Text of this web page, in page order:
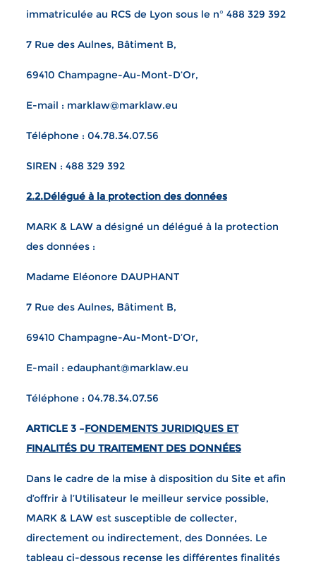
immatriculée au RCS de Lyon sous le n° 488 329 392
7 Rue des Aulnes, Bâtiment B,
69410 Champagne-Au-Mont-D’Or,
E-mail : marklaw@marklaw.eu
Téléphone : 04.78.34.07.56
SIREN : 488 329 392
2.2.Délégué à la protection des données
MARK & LAW a désigné un délégué à la protection
des données :
Madame Eléonore DAUPHANT
7 Rue des Aulnes, Bâtiment B,
69410 Champagne-Au-Mont-D’Or,
E-mail : edauphant@marklaw.eu
Téléphone : 04.78.34.07.56
ARTICLE 3 –FONDEMENTS JURIDIQUES ET
FINALITÉS DU TRAITEMENT DES DONNÉES
Dans le cadre de la mise à disposition du Site et afin
d’offrir à l’Utilisateur le meilleur service possible,
MARK & LAW est susceptible de collecter,
directement ou indirectement, des Données. Le
tableau ci-dessous recense les différentes finalités